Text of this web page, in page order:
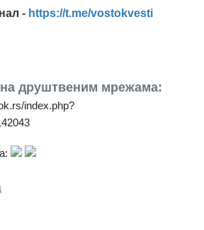
- https://t.me/vostokvesti
друштвеним мрежама:
index.php?